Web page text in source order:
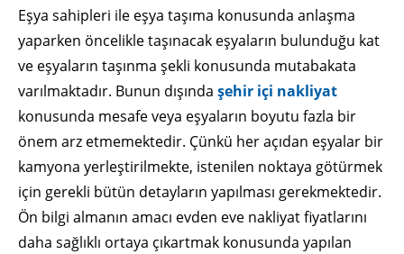
Eşya sahipleri ile eşya taşıma konusunda anlaşma
yaparken öncelikle taşınacak eşyaların bulunduğu kat
ve eşyaların taşınma şekli konusunda mutabakata
varılmaktadır. Bunun dışında şehir içi nakliyat
konusunda mesafe veya eşyaların boyutu fazla bir
önem arz etmemektedir. Çünkü her açıdan eşyalar bir
kamyona yerleştirilmekte, istenilen noktaya götürmek
için gerekli bütün detayların yapılması gerekmektedir.
Ön bilgi almanın amacı evden eve nakliyat fiyatlarını
daha sağlıklı ortaya çıkartmak konusunda yapılan